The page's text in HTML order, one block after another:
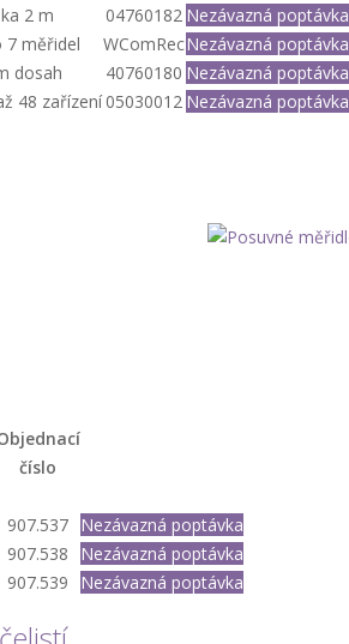
2 m 04760182 Nezávazná poptávka
7 měřidel WComRecNezávazná poptávka
dosah 40760180 Nezávazná poptávka
48 zařízení 05030012 Nezávazná poptávka
číslo
907.537 Nezávazná poptávka
907.538
Nezávazná poptávka
907.539 Nezávazná poptávka